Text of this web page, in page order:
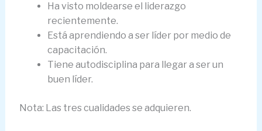
Ha visto moldearse el liderazgo
recientemente.
Está aprendiendo a ser líder por medio de
capacitación.
Tiene autodisciplina para llegar a ser un
buen líder.
Nota: Las tres cualidades se adquieren.